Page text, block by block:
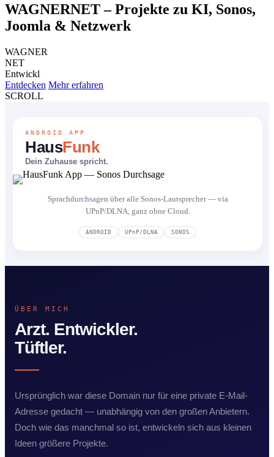
WAGNERNET – Projekte zu KI, Sonos,
Joomla & Netzwerk
WAGNER
NET
Entwickler.
Entdecken Mehr erfahren
SCROLL
ANDROID APP
HausFunk
Dein Zuhause spricht.
Sprachdurchsagen über alle Sonos-Lautsprecher — via
UPnP/DLNA, ganz ohne Cloud.
ANDROID UPnP/DLNA SONOS
ÜBER MICH
Arzt. Entwickler.
Tüftler.
Ursprünglich war diese Domain nur für eine private E-Mail-
Adresse gedacht — unabhängig von den großen Anbietern.
Doch wie das manchmal so ist, entwickeln sich aus kleinen
Ideen größere Projekte.